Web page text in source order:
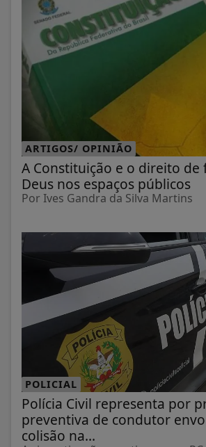
ARTIGOS/ OPINIÃO
A Constituição e o direito de
Deus nos espaços públicos
Por Ives Gandra da Silva Martins
POLICIAL
Polícia Civil representa por
preventiva de condutor
colisão na...